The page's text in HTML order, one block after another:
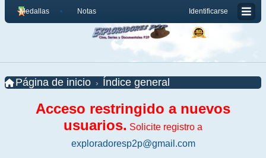
Identificarse
Medallas Notas
Página de inicio Índice general
Acceso restringido a nuevos
usuarios. Solicite registro a
exploradoresp2p@gmail.com